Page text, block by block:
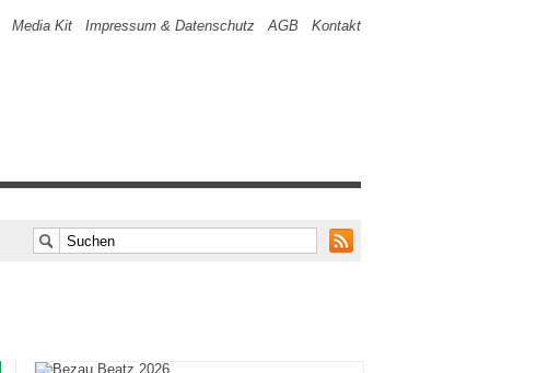
Media Kit Impressum & Datenschutz AGB Kontakt